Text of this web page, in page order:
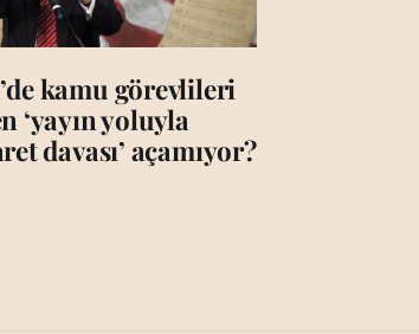
kamu görevlileri
‘yayın yoluyla
davası’ açamıyor?